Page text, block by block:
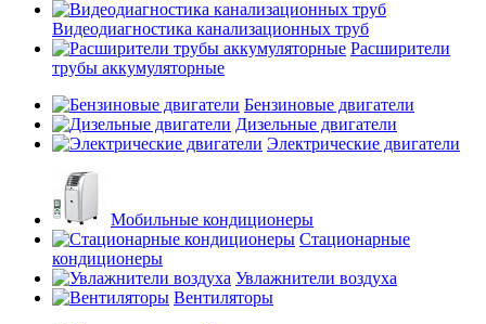
Видеодиагностика канализационных труб
Расширители
трубы аккумуляторные
Бензиновые двигатели
Дизельные двигатели
Электрические двигатели
Мобильные кондиционеры
Стационарные
кондиционеры
Увлажнители воздуха
Вентиляторы